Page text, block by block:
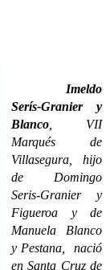
Imeldo
Serís-Granier y
Blanco , VII
Marqués de
Villasegura, hijo
de Domingo
Seris-Granier y
Figueroa y de
Manuela Blanco
y Pestana, nació
en Santa Cruz de